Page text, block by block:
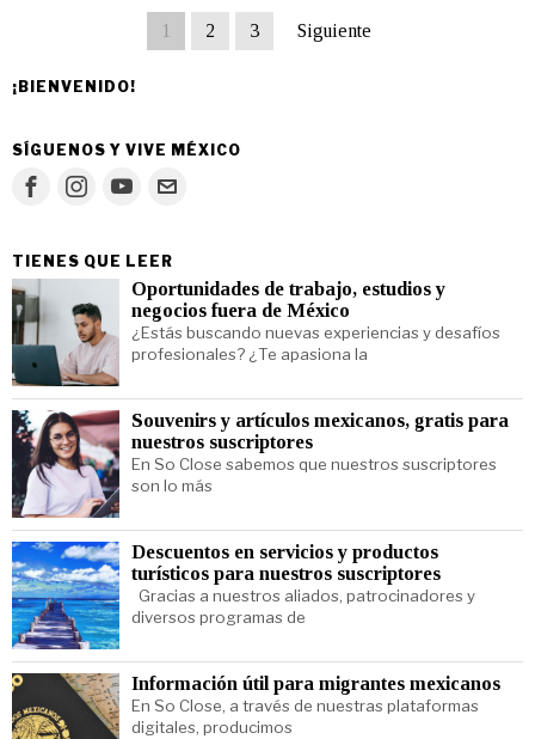
1 2 3 Siguiente
¡BIENVENIDO!
SÍGUENOS Y VIVE MÉXICO
TIENES QUE LEER
Oportunidades de trabajo, estudios y
negocios fuera de México
¿Estás buscando nuevas experiencias y desafíos
profesionales? ¿Te apasiona la
Souvenirs y artículos mexicanos, gratis para
nuestros suscriptores
En So Close sabemos que nuestros suscriptores
son lo más
Descuentos en servicios y productos
turísticos para nuestros suscriptores
Gracias a nuestros aliados, patrocinadores y
diversos programas de
Información útil para migrantes mexicanos
En So Close, a través de nuestras plataformas
digitales, producimos